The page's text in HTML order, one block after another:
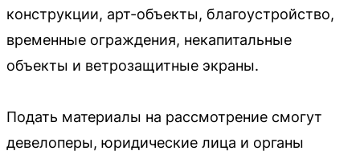
конструкции, арт-объекты, благоустройство,
временные ограждения, некапитальные
объекты и ветрозащитные экраны.
Подать материалы на рассмотрение смогут
девелоперы, юридические лица и органы